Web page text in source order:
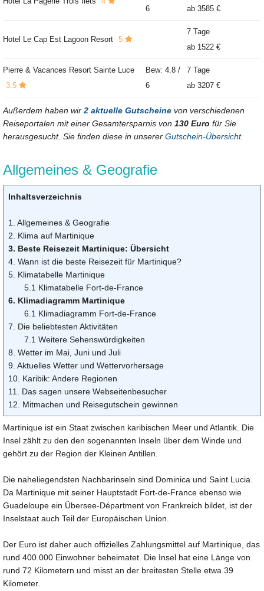
6
ab 3585 €
Hotel Le Cap Est Lagoon Resort 5
7 Tage
ab 1522 €
Pierre & Vacances Resort Sainte Luce
3.5
Bew: 4.8 /
6
7 Tage
ab 3207 €
Außerdem haben wir2 aktuelle Gutscheine von verschiedenen
Reiseportalen mit einer Gesamtersparnis von 130 Euro für Sie
herausgesucht. Sie finden diese in unserer Gutschein-Übersicht.
Allgemeines & Geografie
Inhaltsverzeichnis
1. Allgemeines & Geografie
2. Klima auf Martinique
3. Beste Reisezeit Martinique: Übersicht
4. Wann ist die beste Reisezeit für Martinique?
5. Klimatabelle Martinique
5.1 Klimatabelle Fort-de-France
6. Klimadiagramm Martinique
6.1 Klimadiagramm Fort-de-France
7. Die beliebtesten Aktivitäten
7.1 Weitere Sehenswürdigkeiten
8. Wetter im Mai, Juni und Juli
9. Aktuelles Wetter und Wettervorhersage
10. Karibik: Andere Regionen
11. Das sagen unsere Webseitenbesucher
12. Mitmachen und Reisegutschein gewinnen
Martinique ist ein Staat zwischen karibischen Meer und Atlantik. Die
Insel zählt zu den den sogenannten Inseln über dem Winde und
gehört zu der Region der Kleinen Antillen.
Die naheliegendsten Nachbarinseln sind Dominica und Saint Lucia.
Da Martinique mit seiner Hauptstadt Fort-de-France ebenso wie
Guadeloupe ein Übersee-Départment von Frankreich bildet, ist der
Inselstaat auch Teil der Europäischen Union.
Der Euro ist daher auch offizielles Zahlungsmittel auf Martinique, das
rund 400.000 Einwohner beheimatet. Die Insel hat eine Länge von
rund 72 Kilometern und misst an der breitesten Stelle etwa 39
Kilometer.